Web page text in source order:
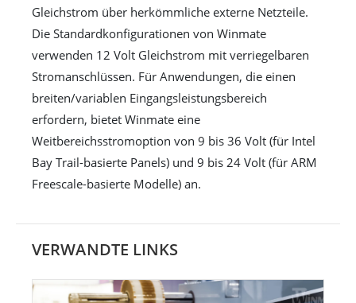
Gleichstrom über herkömmliche externe Netzteile.
Die Standardkonfigurationen von Winmate
verwenden 12 Volt Gleichstrom mit verriegelbaren
Stromanschlüssen. Für Anwendungen, die einen
breiten/variablen Eingangsleistungsbereich
erfordern, bietet Winmate eine
Weitbereichsstromoption von 9 bis 36 Volt (für Intel
Bay Trail-basierte Panels) und 9 bis 24 Volt (für ARM
Freescale-basierte Modelle) an.
VERWANDTE LINKS